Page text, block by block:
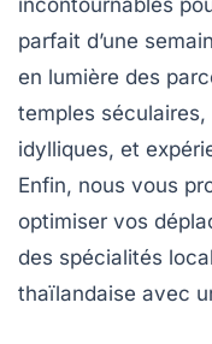
parfait d’une
en lumière des
temples
idylliques, et
Enfin, nous vous
optimiser vos
des spécialités
thaïlandaise avec